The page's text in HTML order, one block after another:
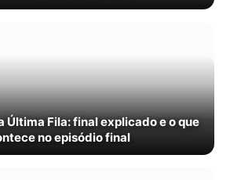
Última Fila: final explicado e o que
no episódio final